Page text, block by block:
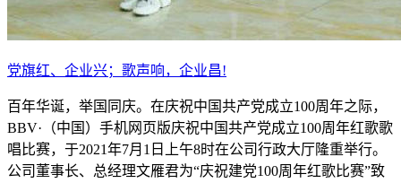
党旗红、企业兴；歌声响，企业昌!
百年华诞，举国同庆。在庆祝中国共产党成立100周年之际，
BBV·（中国）手机网页版庆祝中国共产党成立100周年红歌歌
唱比赛，于2021年7月1日上午8时在公司行政大厅隆重举行。
公司董事长、总经理文雁君为“庆祝建党100周年红歌比赛”致